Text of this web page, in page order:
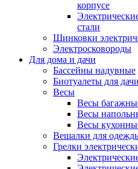
корпусе
стали
Шинковки
Электросковороды
Для дома и дачи
Бассейны надувные
Биотуалеты для дачи
Весы
Весы
Весы
Весы
Вешалки для
Грелки